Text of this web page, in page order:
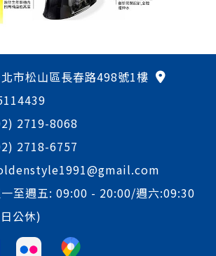
市松山區長春路498號1樓
2719-8068
2718-6757
至週五: 09:00 - 20:00/週六:09:30
公休)